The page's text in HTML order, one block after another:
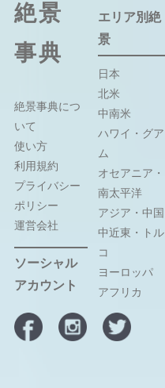
絶景
事典
絶景事典につ
いて
使い方
利用規約
プライバシー
ポリシー
運営会社
ソーシャル
アカウント
エリア別絶
景
日本
北米
中南米
ハワイ・グア
ム
オセアニア・
南太平洋
アジア・中国
中近東・トル
コ
ヨーロッパ
アフリカ